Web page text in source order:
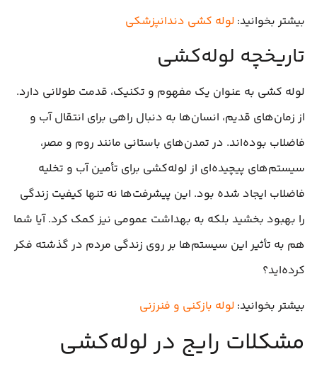
بیشتر بخوانید: لوله کشی دندانپزشکی
تاریخچه لوله‌کشی
لوله‌ کشی به عنوان یک مفهوم و تکنیک، قدمت طولانی دارد.
از زمان‌های قدیم، انسان‌ها به دنبال راهی برای انتقال آب و
فاضلاب بوده‌اند. در تمدن‌های باستانی مانند روم و مصر،
سیستم‌های پیچیده‌ای از لوله‌کشی برای تأمین آب و تخلیه
فاضلاب ایجاد شده بود. این پیشرفت‌ها نه تنها کیفیت زندگی
را بهبود بخشید بلکه به بهداشت عمومی نیز کمک کرد. آیا شما
هم به تأثیر این سیستم‌ها بر روی زندگی مردم در گذشته فکر
کرده‌اید؟
بیشتر بخوانید: لوله بازکنی و فنرزنی
مشکلات رایج در لوله‌کشی